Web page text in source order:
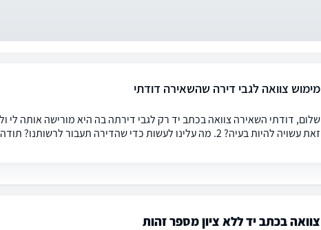
מימוש צוואה לגבי דירה שהשאירה דודתי
זאת עשויה להיות בעיה? 2. מה עלינו לעשות כדי שהדירה תעבור לרשותנו? תודה
צוואה בכתב יד ללא ציון מספר זהות